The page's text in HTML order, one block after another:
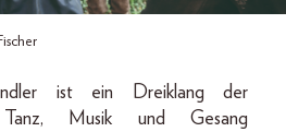
ist ein Dreiklang der
Musik und Gesang